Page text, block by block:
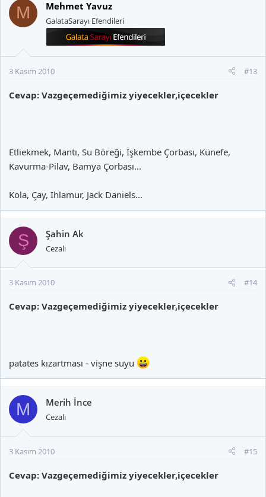
M Mehmet Yavuz
GalataSarayı Efendileri
3 Kasım 2010 #13
Cevap: Vazgeçemediğimiz yiyecekler,içecekler
Etliekmek, Mantı, Su Böreği, İşkembe Çorbası, Künefe,
Kavurma-Pilav, Bamya Çorbası...
Kola, Çay, Ihlamur, Jack Daniels...
Ş Şahin Ak
Cezalı
3 Kasım 2010 #14
Cevap: Vazgeçemediğimiz yiyecekler,içecekler
patates kızartması - vişne suyu
M Merih İnce
Cezalı
3 Kasım 2010 #15
Cevap: Vazgeçemediğimiz yiyecekler,içecekler